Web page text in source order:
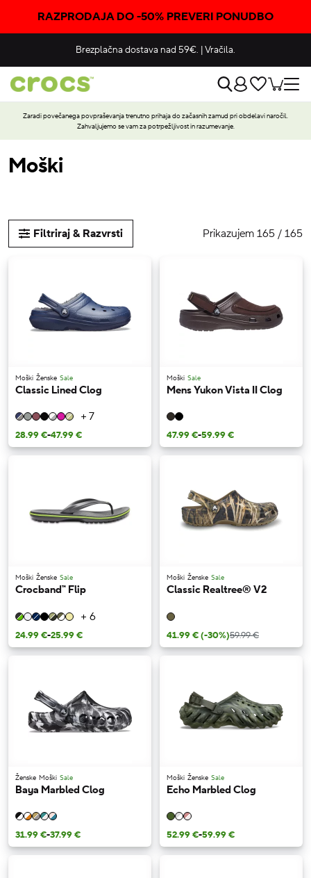
RAZPRODAJA DO -50% PREVERI PONUDBO
Brezplačna dostava nad 59€. |Vračila.
Zaradi povečanega povpraševanja trenutno prihaja do začasnih zamud pri obdelavi naročil.
Zahvaljujemo se vam za potrpežljivost in razumevanje.
Moški
Filtriraj & Razvrsti Prikazujem 165 / 165
Moški Ženske Sale
Classic Lined Clog
+ 7
28.99 €-47.99 €
Moški Sale
Mens Yukon Vista II Clog
47.99 €-59.99 €
Moški Ženske Sale
Crocband™ Flip
+ 6
24.99 €-25.99 €
Moški Ženske Sale
Classic Realtree® V2
41.99 €(-30%)59.99 €
Ženske Moški Sale
Baya Marbled Clog
31.99 €-37.99 €
Moški Ženske Sale
Echo Marbled Clog
52.99 €-59.99 €